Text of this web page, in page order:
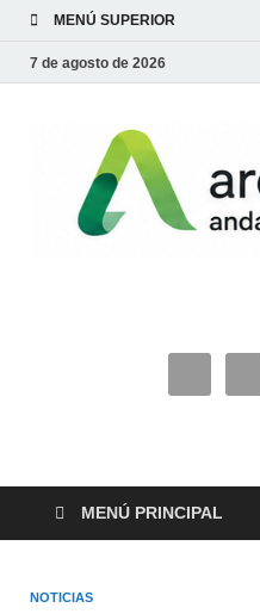
MENÚ SUPERIOR
7 de agosto de 2026
MENÚ PRINCIPAL
NOTICIAS